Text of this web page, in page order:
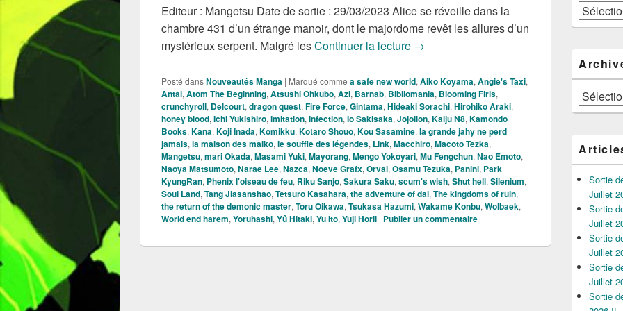
Editeur : Mangetsu Date de sortie : 29/03/2023 Alice se réveille dans la
chambre 431 d’un étrange manoir, dont le majordome revêt les allures d’un
mystérieux serpent. Malgré lesContinuer la lecture Les Nouveautés Mangas de la Semaine
→
Posté dansNouveautés Manga | Marqué comme a safe new world, Aiko Koyama, Angie's Taxi,
Antai, Atom The Beginning, Atsushi Ohkubo, Azi, Barnab, Bibliomania, Blooming Firls,
crunchyroll, Delcourt, dragon quest, Fire Force, Gintama, Hideaki Sorachi, Hirohiko Araki,
honey blood, Ichi Yukishiro, imitation, infection, Io Sakisaka, Jojolion, Kaiju N8, Kamondo
Books, Kana, Koji Inada, Komikku, Kotaro Shouo, Kou Sasamine, la grande jahy ne perd
jamais, la maison des maiko, le souffle des légendes, Link, Macchiro, Macoto Tezka,
Mangetsu, mari Okada, Masami Yuki, Mayorang, Mengo Yokoyari, Mu Fengchun, Nao Emoto,
Naoya Matsumoto, Narae Lee, Nazca, Noeve Grafx, Orval, Osamu Tezuka, Panini, Park
KyungRan, Phenix l'oiseau de feu, Riku Sanjo, Sakura Saku, scum's wish, Shut hell, Silenium,
Soul Land, Tang Jiasanshao, Tetsuro Kasahara, the adventure of dai, The kingdoms of ruin,
the return of the demonic master, Toru Oikawa, Tsukasa Hazumi, Wakame Konbu, Wolbaek,
World end harem, Yoruhashi, Yû Hitaki, Yu Ito, Yuji Horii | Publier un commentaire
Catégories
Archives
Sortie
Juillet
Sortie
Juillet
Sortie
Juillet
Sortie
Juillet
Sortie